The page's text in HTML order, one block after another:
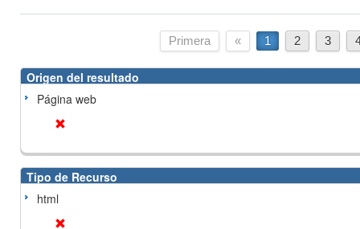
Primera « 1 2 3
Origen del resultado
Página web
Tipo de Recurso
html